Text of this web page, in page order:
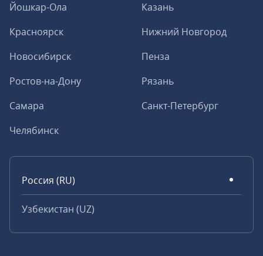
Йошкар-Ола
Казань
Красноярск
Нижний Новгород
Новосибирск
Пенза
Ростов-на-Дону
Рязань
Самара
Санкт-Петербург
Челябинск
Россия (RU)
Узбекистан (UZ)